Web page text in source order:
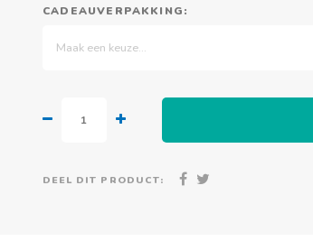
CADEAUVERPAKKING:
Maak een keuze...
DEEL DIT PRODUCT: